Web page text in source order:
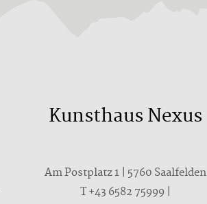
Kunsthaus Nexus
Am Postplatz 1 | 5760 Saalfelden
T+43 6582 75999 |